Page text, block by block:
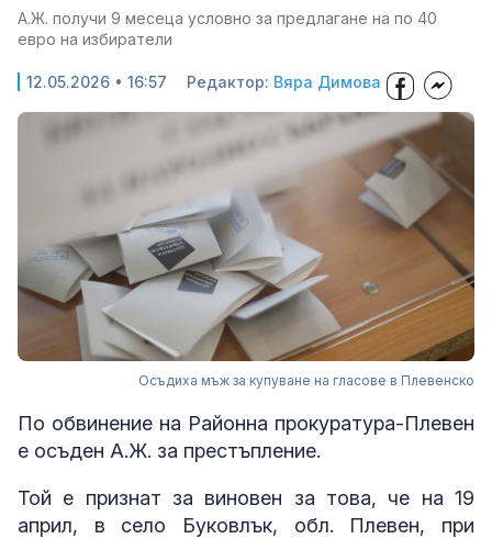
А.Ж. получи 9 месеца условно за предлагане на по 40
евро на избиратели
12.05.2026 • 16:57 Редактор: Вяра Димова
Осъдиха мъж за купуване на гласове в Плевенско
По обвинение на Районна прокуратура-Плевен
е осъден А.Ж. за престъплениe.
Той е признат за виновен за това, че на 19
април, в село Буковлък, обл. Плевен, при